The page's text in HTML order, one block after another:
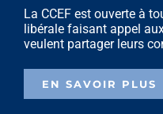
La CCEF est ouverte à
libérale faisant appel
veulent partager leurs
EN SAVOIR PLUS